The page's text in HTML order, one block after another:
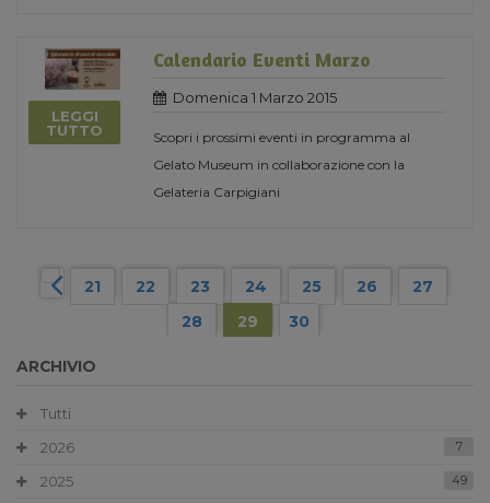
LEGGI
TUTTO
Calendario Eventi Marzo
Domenica 1 Marzo 2015
Scopri i prossimi eventi in programma al
Gelato Museum in collaborazione con la
Gelateria Carpigiani
21 22 23 24 25 26
27
28
29 30
ARCHIVIO
Tutti
2026
7
2025 49